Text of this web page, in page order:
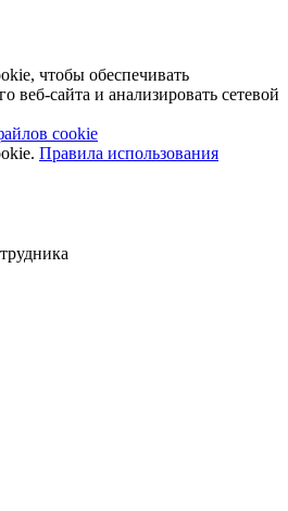
чтобы обеспечивать
веб-сайта и анализировать сетевой
cookie
Правила использования